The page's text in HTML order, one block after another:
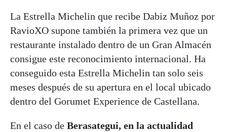
La Estrella Michelin que recibe Dabiz Muñoz por
RavioXO supone también la primera vez que un
restaurante instalado dentro de un Gran Almacén
consigue este reconocimiento internacional. Ha
conseguido esta Estrella Michelin tan solo seis
meses después de su apertura en el local ubicado
dentro del Gorumet Experience de Castellana.
En el caso de Berasategui, en la actualidad